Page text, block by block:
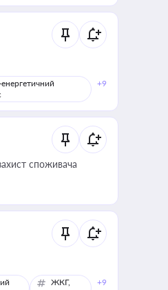
+9
споживача
ЖКГ,
+9